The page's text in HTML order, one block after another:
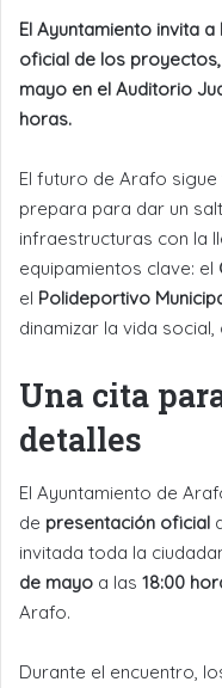
El Ayuntamiento invita
oficial de los
mayo en el Auditorio
horas.
El futuro de Arafo
prepara para dar un
infraestructuras con la
equipamientos clave: el
el Polideportivo
dinamizar la vida
Una cita
detalles
El Ayuntamiento de
de presentación oficial
invitada toda la
de mayo a las 18:00
Arafo.
Durante el encuentro,